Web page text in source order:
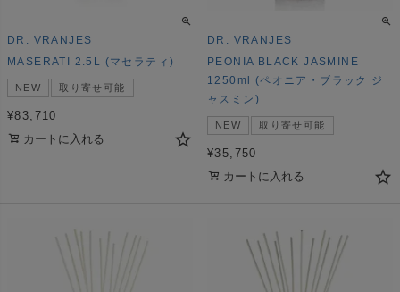
DR. VRANJES
MASERATI 2.5L (マセラティ)
NEW 取り寄せ可能
¥83,710
カートに入れる
DR. VRANJES
PEONIA BLACK JASMINE
1250ml (ペオニア・ブラック ジ
ャスミン)
NEW 取り寄せ可能
¥35,750
カートに入れる